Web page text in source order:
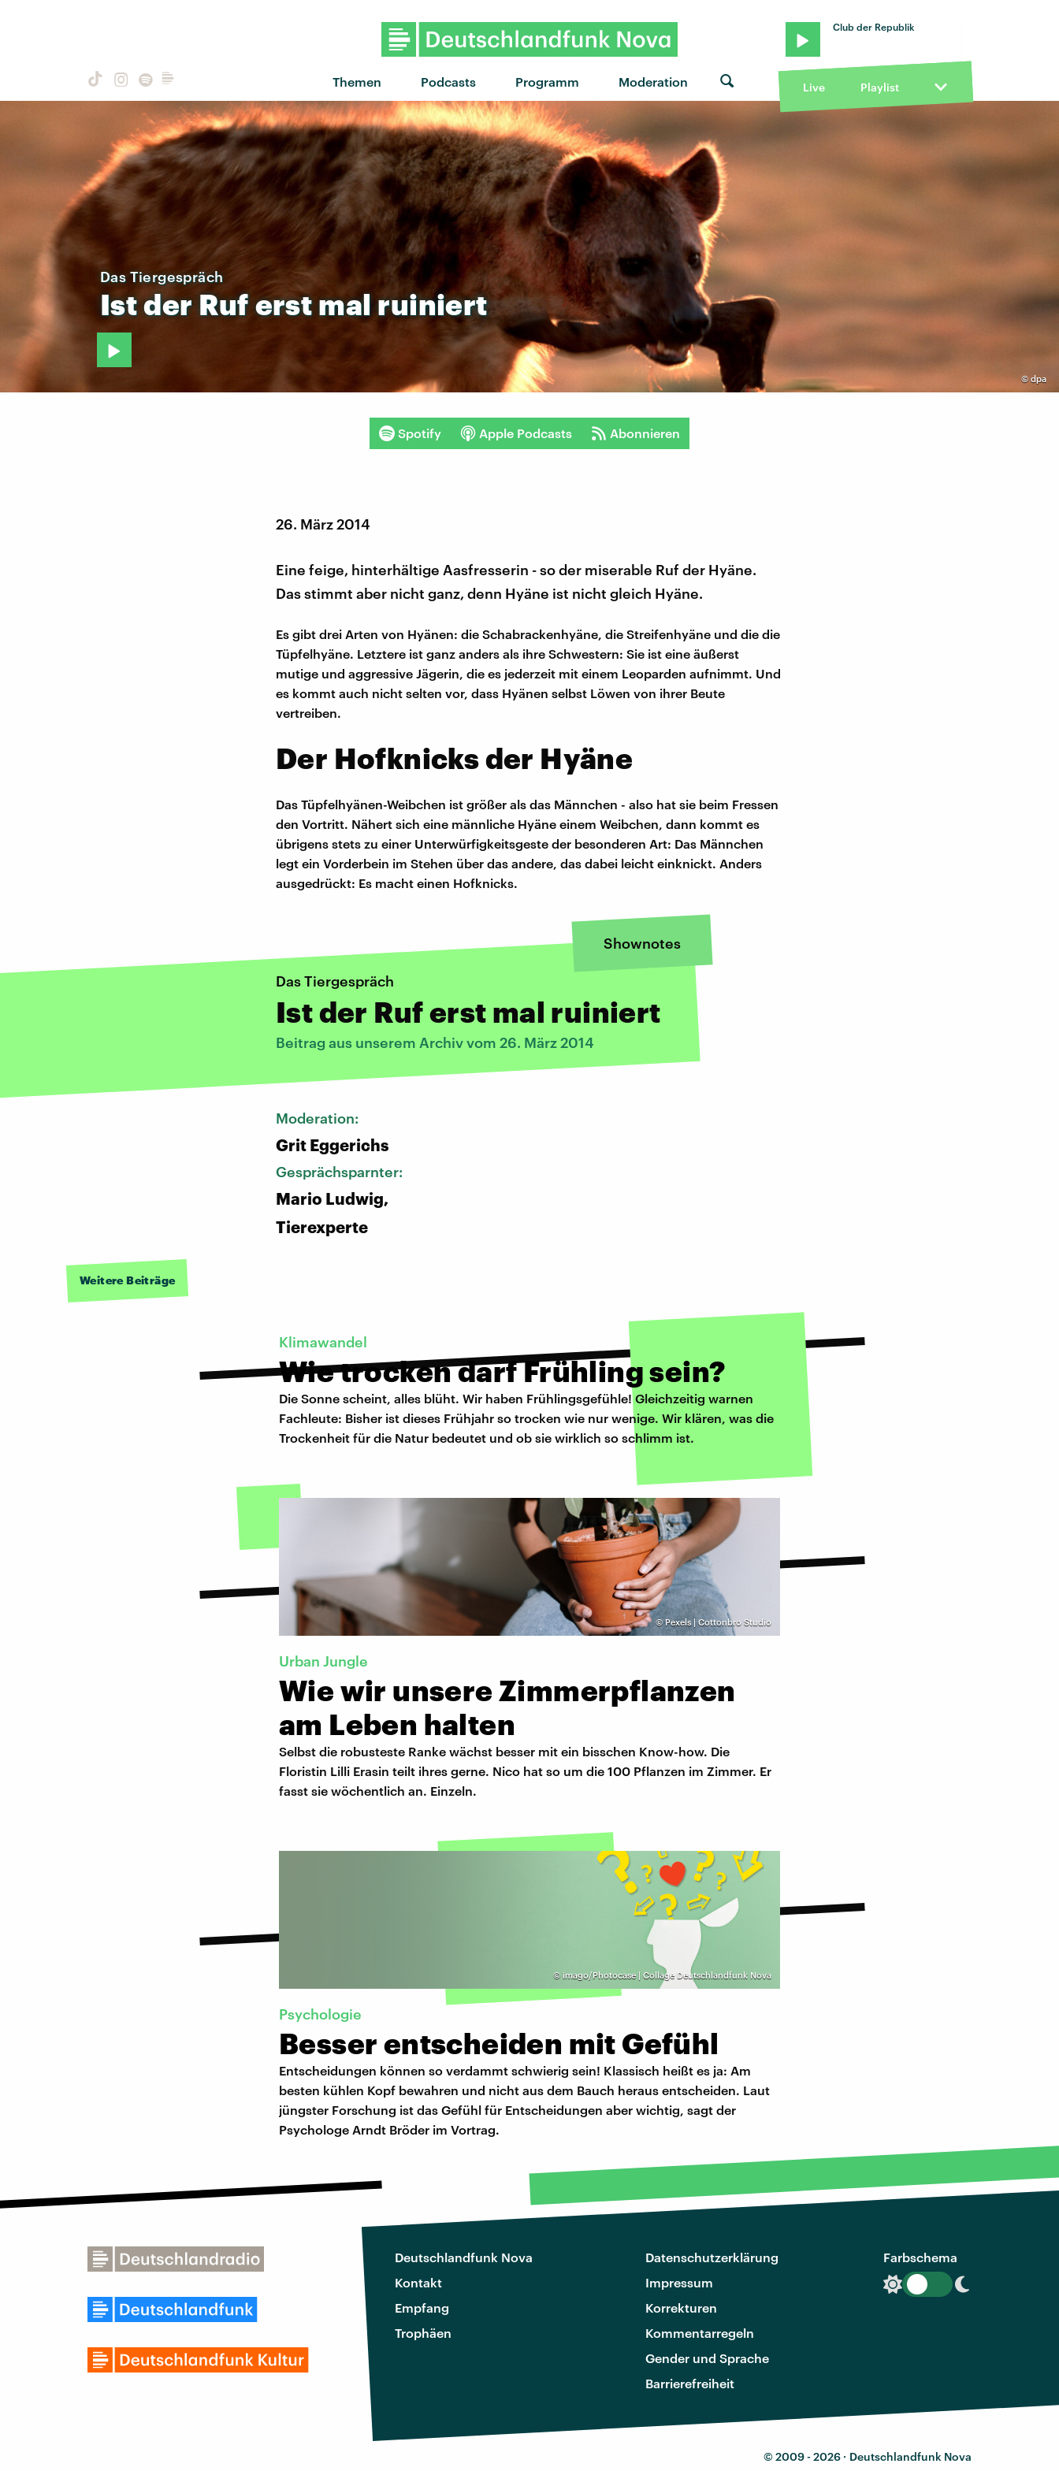
Themen Podcasts Programm Moderation
Club der Republik
Live Playlist
© dpa
Das Tiergespräch
Istder Ruferstmal ruiniert
Spotify Apple Podcasts Abonnieren
26. März 2014
Eine feige, hinterhältige Aasfresserin - so der miserable Ruf der Hyäne.
Das stimmt aber nicht ganz, denn Hyäne ist nicht gleich Hyäne.
Es gibt drei Arten von Hyänen: die Schabrackenhyäne, die Streifenhyäne und die die
Tüpfelhyäne. Letztere ist ganz anders als ihre Schwestern: Sie ist eine äußerst
mutige und aggressive Jägerin, die es jederzeit mit einem Leoparden aufnimmt. Und
es kommt auch nicht selten vor, dass Hyänen selbst Löwen von ihrer Beute
vertreiben.
Der Hofknicks der Hyäne
Das Tüpfelhyänen-Weibchen ist größer als das Männchen - also hat sie beim Fressen
den Vortritt. Nähert sich eine männliche Hyäne einem Weibchen, dann kommt es
übrigens stets zu einer Unterwürfigkeitsgeste der besonderen Art: Das Männchen
legt ein Vorderbein im Stehen über das andere, das dabei leicht einknickt. Anders
ausgedrückt: Es macht einen Hofknicks.
Shownotes
Das Tiergespräch
Ist der Ruf erst mal ruiniert
Beitrag aus unserem Archiv vom 26. März 2014
Moderation:
Grit Eggerichs
Gesprächsparnter:
Mario Ludwig,
Tierexperte
Weitere Beiträge
Klimawandel
Wie trocken darf Frühling sein?
Die Sonne scheint, alles blüht. Wir haben Frühlingsgefühle! Gleichzeitig warnen
Fachleute: Bisher ist dieses Frühjahr so trocken wie nur wenige. Wir klären, was die
Trockenheit für die Natur bedeutet und ob sie wirklich so schlimm ist.
©Pexels | Cottonbro Studio
Urban Jungle
Wie wir unsere Zimmerpflanzen
am Leben halten
Selbst die robusteste Ranke wächst besser mit ein bisschen Know-how. Die
Floristin Lilli Erasin teilt ihres gerne. Nico hat so um die 100 Pflanzen im Zimmer. Er
fasst sie wöchentlich an. Einzeln.
© imago/Photocase | Collage Deutschlandfunk Nova
Psychologie
Besser entscheiden mit Gefühl
Entscheidungen können so verdammt schwierig sein! Klassisch heißt es ja: Am
besten kühlen Kopf bewahren und nicht aus dem Bauch heraus entscheiden. Laut
jüngster Forschung ist das Gefühl für Entscheidungen aber wichtig, sagt der
Psychologe Arndt Bröder im Vortrag.
Deutschlandfunk Nova
Kontakt
Empfang
Trophäen
Datenschutzerklärung
Impressum
Korrekturen
Kommentarregeln
Gender und Sprache
Barrierefreiheit
Farbschema
© 2009 - 2026 · Deutschlandfunk Nova